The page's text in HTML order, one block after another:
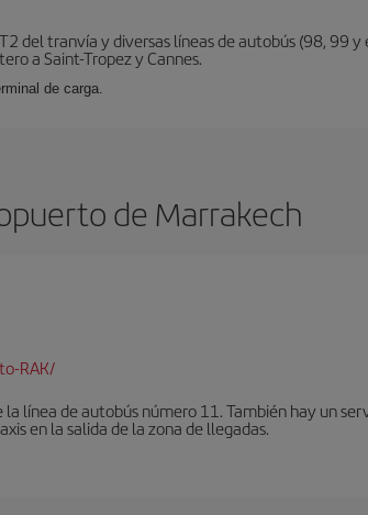
del tranvía y diversas líneas de autobús (98, 99
a Saint-Tropez y Cannes.
de carga.
de Marrakech
RAK/
línea de autobús número 11. También hay un
en la salida de la zona de llegadas.